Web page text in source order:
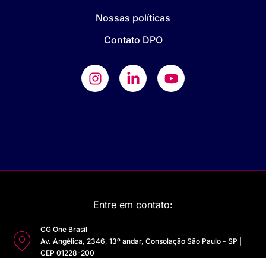
Nossas políticas
Contato DPO
Entre em contato:
CG One Brasil
Av. Angélica, 2346, 13º andar, Consolação São Paulo - SP |
CEP 01228-200